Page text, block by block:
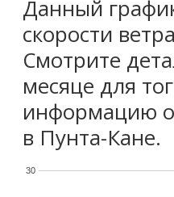
Данный
скорости
Смотрите
месяце для
информацию о
в Пунта-Кане.
30